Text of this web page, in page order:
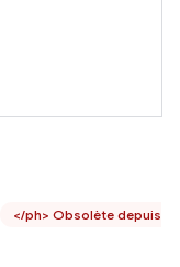
</ph> Obsolète depuis